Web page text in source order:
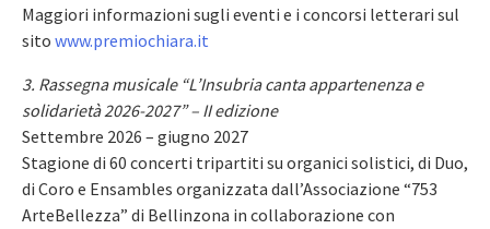
Maggiori informazioni sugli eventi e i concorsi letterari sul
sito www.premiochiara.it
3. Rassegna musicale “L’Insubria canta appartenenza e
solidarietà 2026-2027” – II edizione
Settembre 2026 – giugno 2027
Stagione di 60 concerti tripartiti su organici solistici, di Duo,
di Coro e Ensambles organizzata dall’Associazione “753
ArteBellezza” di Bellinzona in collaborazione con